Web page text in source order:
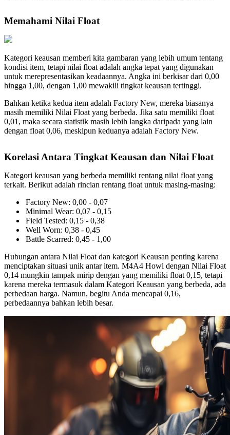
Memahami Nilai Float
Kategori keausan memberi kita gambaran yang lebih umum tentang
kondisi item, tetapi nilai float adalah angka tepat yang digunakan
untuk merepresentasikan keadaannya. Angka ini berkisar dari 0,00
hingga 1,00, dengan 1,00 mewakili tingkat keausan tertinggi.
Bahkan ketika kedua item adalah Factory New, mereka biasanya
masih memiliki Nilai Float yang berbeda. Jika satu memiliki float
0,01, maka secara statistik masih lebih langka daripada yang lain
dengan float 0,06, meskipun keduanya adalah Factory New.
Korelasi Antara Tingkat Keausan dan Nilai Float
Kategori keausan yang berbeda memiliki rentang nilai float yang
terkait. Berikut adalah rincian rentang float untuk masing-masing:
Factory New: 0,00 - 0,07
Minimal Wear: 0,07 - 0,15
Field Tested: 0,15 - 0,38
Well Worn: 0,38 - 0,45
Battle Scarred: 0,45 - 1,00
Hubungan antara Nilai Float dan kategori Keausan penting karena
menciptakan situasi unik antar item. M4A4 Howl dengan Nilai Float
0,14 mungkin tampak mirip dengan yang memiliki float 0,15, tetapi
karena mereka termasuk dalam Kategori Keausan yang berbeda, ada
perbedaan harga. Namun, begitu Anda mencapai 0,16,
perbedaannya bahkan lebih besar.